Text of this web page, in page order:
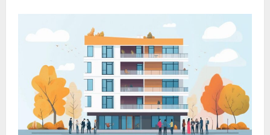
les
Landes
:
quelle
ville
choisir
pour
profiter
des
meilleures
infrastructures
sportives
?